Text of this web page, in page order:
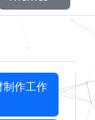
作工作